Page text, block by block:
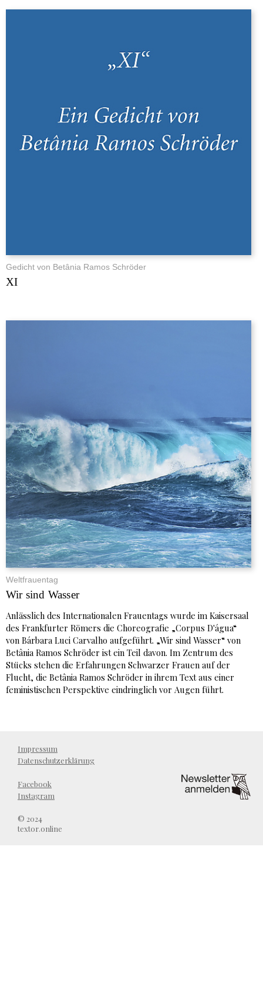
Gedicht von Betânia Ramos Schröder
XI
Weltfrauentag
Wir sind Wasser
Anlässlich des Internationalen Frauentags wurde im Kaisersaal
des Frankfurter Römers die Choreografie „Corpus D'água“
von Bárbara Luci Carvalho aufgeführt. „Wir sind Wasser“ von
Betânia Ramos Schröder ist ein Teil davon. Im Zentrum des
Stücks stehen die Erfahrungen Schwarzer Frauen auf der
Flucht, die Betânia Ramos Schröder in ihrem Text aus einer
feministischen Perspektive eindringlich vor Augen führt.
Impressum
Datenschutzerklärung
Facebook
Instagram
© 2024
textor.online